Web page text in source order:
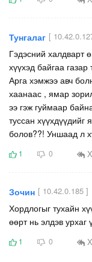
Тунгалаг [
Гэдэсний халдварт
хүүхэд байгаа
Арга хэмжээ авч
хаанаас , ямар
ээ гэж гуймаар
туссан хүүхдүүдийг
болов??! Уншаад л
1 0
Зочин [ 10.42.0.185 ]
Хордлогыг тухайн
өөрт нь элдэв урхаг
1 0